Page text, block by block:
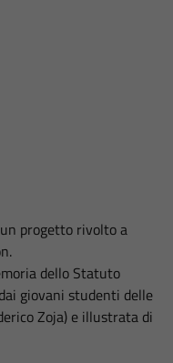
progetto rivolto a
dello Statuto
giovani studenti delle
Zoja) e illustrata di